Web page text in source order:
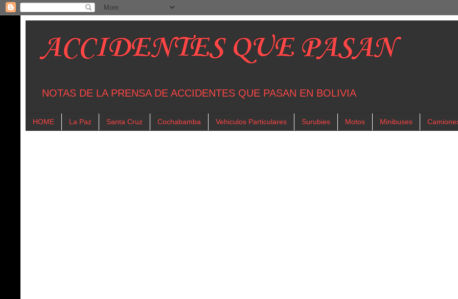
ACCIDENTES QUE PASAN
NOTAS DE LA PRENSA DE ACCIDENTES QUE PASAN EN BOLIVIA
HOME La Paz Santa Cruz Cochabamba Vehiculos Particulares Surubies Motos Minibuses